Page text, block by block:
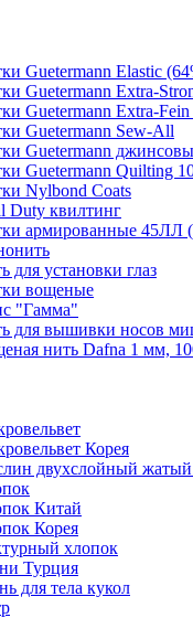
Guetermann Elastic
Guetermann Extra-
Guetermann Extra-
Guetermann Sew-All
Guetermann
Guetermann Quilting
Nylbond Coats
Duty квилтинг
армированные
для установки глаз
вощеные
"Гамма"
для вышивки носов
нить Dafna 1 мм,
Корея
двухслойный
Китай
Корея
хлопок
Турция
для тела кукол